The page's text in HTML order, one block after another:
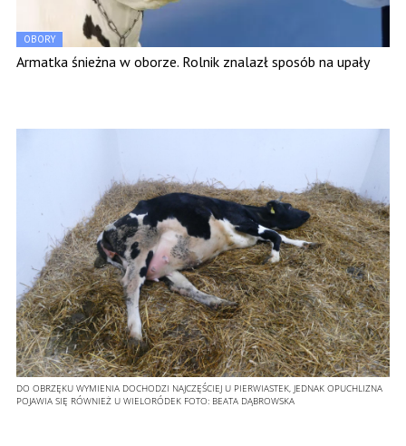
OBORY
Armatka śnieżna w oborze. Rolnik znalazł sposób na upały
DO OBRZĘKU WYMIENIA DOCHODZI NAJCZĘŚCIEJ U PIERWIASTEK, JEDNAK OPUCHLIZNA
POJAWIA SIĘ RÓWNIEŻ U WIELORÓDEK FOTO: BEATA DĄBROWSKA